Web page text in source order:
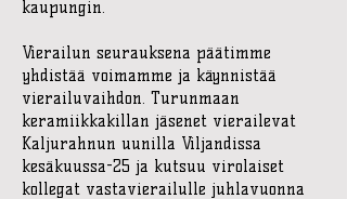
kaupungin.
Vierailun seurauksena päätimme
yhdistää voimamme ja käynnistää
vierailuvaihdon. Turunmaan
keramiikkakillan jäsenet vierailevat
Kaljurahnun uunilla Viljandissa
kesäkuussa-25 ja kutsuu virolaiset
kollegat vastavierailulle juhlavuonna